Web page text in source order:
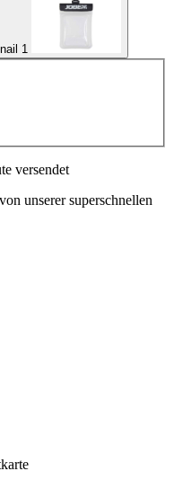
Jobe wasserdichte gadget tasche Thumbnail 1
versendet
unserer superschnellen